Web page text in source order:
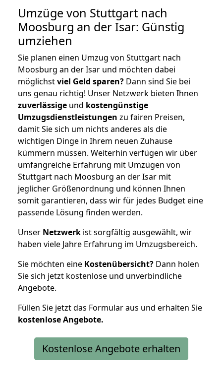
Umzüge von Stuttgart nach
Moosburg an der Isar: Günstig
umziehen
Sie planen einen Umzug von Stuttgart nach
Moosburg an der Isar und möchten dabei
möglichstviel Geld sparen? Dann sind Sie bei
uns genau richtig! Unser Netzwerk bieten Ihnen
zuverlässige und kostengünstige
Umzugsdienstleistungen zu fairen Preisen,
damit Sie sich um nichts anderes als die
wichtigen Dinge in Ihrem neuen Zuhause
kümmern müssen. Weiterhin verfügen wir über
umfangreiche Erfahrung mit Umzügen von
Stuttgart nach Moosburg an der Isar mit
jeglicher Größenordnung und können Ihnen
somit garantieren, dass wir für jedes Budget eine
passende Lösung finden werden.
Unser Netzwerk ist sorgfältig ausgewählt, wir
haben viele Jahre Erfahrung im Umzugsbereich.
Sie möchten eine Kostenübersicht? Dann holen
Sie sich jetzt kostenlose und unverbindliche
Angebote.
Füllen Sie jetzt das Formular aus und erhalten Sie
kostenloseAngebote.
Kostenlose Angebote erhalten